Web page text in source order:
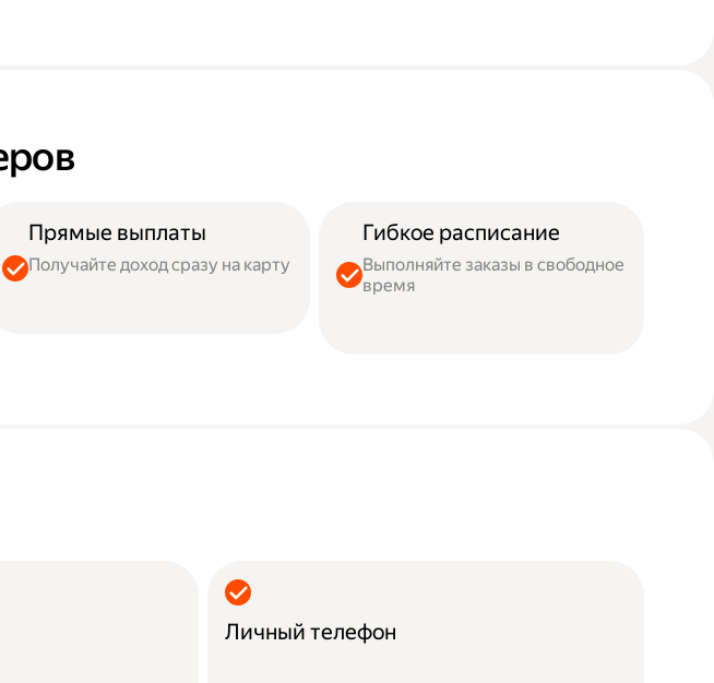
Прямые выплаты
Получайте доход сразу на карту
Гибкое расписание
Выполняйте заказы в свободное
время
Личный телефон